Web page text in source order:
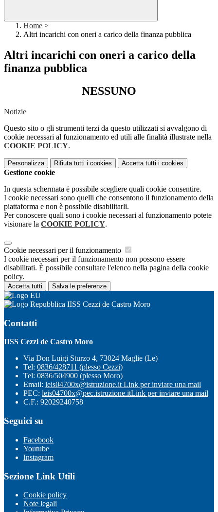
Home >
Altri incarichi con oneri a carico della finanza pubblica
Altri incarichi con oneri a carico della
finanza pubblica
NESSUNO
Notizie
Questo sito o gli strumenti terzi da questo utilizzati si avvalgono di
cookie necessari al funzionamento ed utili alle finalità illustrate nella
COOKIE POLICY.
Personalizza Rifiuta tutti i cookies Accetta tutti i cookies
Gestione cookie
In questa schermata è possibile scegliere quali cookie consentire.
I cookie necessari sono quelli che consentono il funzionamento della
piattaforma e non è possibile disabilitarli.
Per conoscere quali sono i cookie necessari al funzionamento potete
visionare la COOKIE POLICY.
Cookie necessari per il funzionamento
I cookie necessari per il funzionamento non possono essere
disabilitati. È possibile consultare l'elenco nella pagina della cookie
policy.
Accetta tutti Salva le preferenze
IISS Cezzi de Castro Moro
Contatti
IISS Cezzi de Castro Moro
Via Don Luigi Sturzo 4, 73024 Maglie (Le)
Tel: 0836/428711 (plesso Cezzi)
Tel: 0836/504900 (plesso Moro)
Email: leis04700x@istruzione.itLink per inviare una mail
PEC: leis04700x@pec.istruzione.itLink per inviare una mail
C.F.: 92029240758
Seguici su
Facebook
Youtube
Instagram
Sezione Link Utili
Cookie policy
Note legali